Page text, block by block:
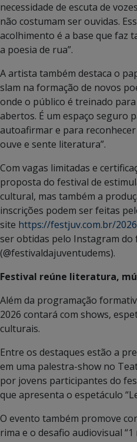
necessidade de escuta de
não costumam ser ouvidas.
acolhimento é a base que faz
a poesia de rua”.
A artista também destaca o
slam na formação de novos
onde o público é treinado
abertos. É um espaço seguro
autoafirmar e para
ouve e sente literatura”.
Com vagas limitadas e
proposta do festival de
cultural, mas também a
inscrições podem ser feitas
site https://festjuv.com.br/
ser obtidas pelo Instagram do
(@festivaldajuventudems).
Festival reúne literatura,
Além da programação
2026 contará com shows,
culturais.
Entre os destaques estão a
em uma palestra-show no
por jovens participantes do
que apresenta o espetáculo
O evento também promove
rima e o desafio audiovisual